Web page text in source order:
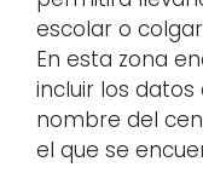
escolar o
En esta zona
incluir los
nombre del
el que se